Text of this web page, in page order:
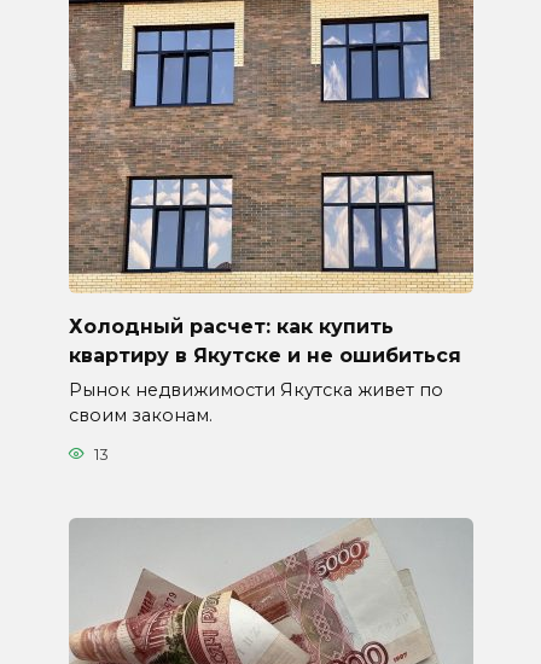
Холодный расчет: как купить
квартиру в Якутске и не ошибиться
Рынок недвижимости Якутска живет по
своим законам.
13